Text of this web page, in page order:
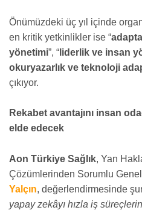
Önümüzdeki üç yıl içinde
en kritik yetkinlikler ise “
yönetimi”, “ liderlik ve insan
okuryazarlık ve teknoloji
çıkıyor.
Rekabet avantajını insan
elde edecek
Aon Türkiye Sağlık, Yan
Çözümlerinden Sorumlu Genel
Yalçın, değerlendirmesinde
yapay zekâyı hızla iş